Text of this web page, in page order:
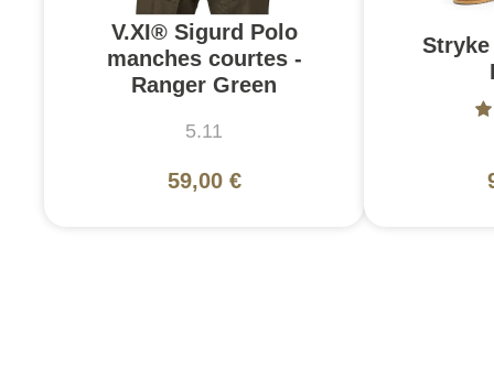
V.XI® Sigurd Polo
manches courtes -
Ranger Green
5.11
59,00 €